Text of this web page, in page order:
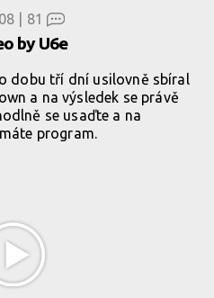
| 81
by U6e
dobu tří dní usilovně sbíral
a na výsledek se právě
se usaďte a na
program.